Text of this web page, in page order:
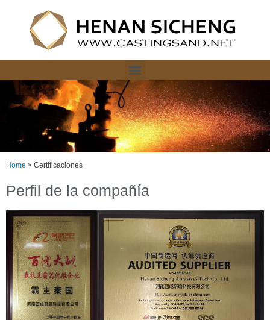
Home > Certificaciones
Perfil de la compañía